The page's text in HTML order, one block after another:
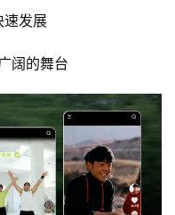
速发展
阔的舞台